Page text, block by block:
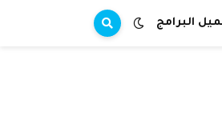
البرامج